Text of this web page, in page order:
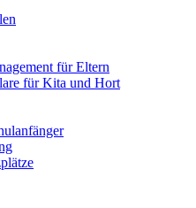
für Eltern
für Kita und Hort